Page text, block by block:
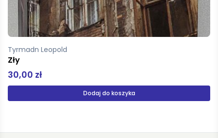
Legutko Ryszard
Frywolny Prometeusz
40,00 zł
Dodaj do koszyka